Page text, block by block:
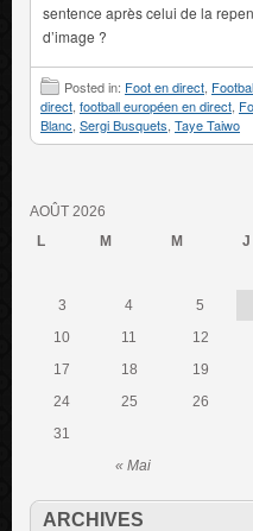
sentence après celui de la
d’image ?
Posted in: Foot en direct
direct football européen en direct
Blanc Sergi Busquets Taye Taiwo
AOÛT 2026
L
M M J
« Mai
3
4 5
10
11 12
17
18 19
24
25 26
31
ARCHIVES